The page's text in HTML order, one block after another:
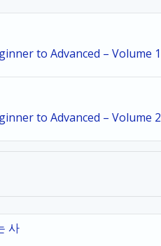
to Advanced – Volume 1
to Advanced – Volume 2
사